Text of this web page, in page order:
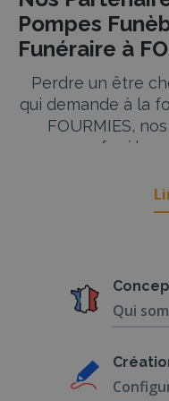
Pompes
Funéraire à
Perdre un être
qui demande à la
FOURMIES,
pompes
étape de ce
services
gérer les
décès, nos
Services
FOURMIES
Qui